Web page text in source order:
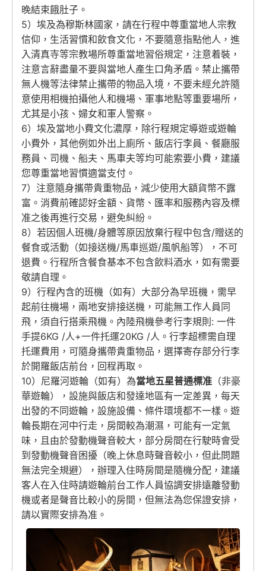
晚結束餓肚子。
5）埃及為穆斯林國家，請在行程中尊重當地人宗教
信仰，生活習慣和飲食文化，不要隨意指點他人，進
入清真寺等宗教場所尊重當地習俗規定，注意着裝，
注意言辭盡量不要與當地人產生口角矛盾。禁止攜帶
無人機等法律禁止攜帶的物品入境，不要未經允許隨
意使用相機拍攝他人和機場、軍事地點等重要場所，
尤其是小孩、婦女和軍人警察。
6）埃及當地小費文化濃厚，除行程規定導遊或遊輪
小費外，其他例如外出上廁所、飯店行李員、餐廳服
務員、司機、船夫、馬車夫等均可能索要小費，建議
您尊重當地習慣適當支付。
7）注意隨身攜帶貴重物品，減少使用大額貨幣不露
富。消費前確認好金額、貨幣、匯率和服務內容及標
准之後再進行交易，避免糾紛。
8）若因個人班機/身體等原因放棄行程中包含/贈送的
餐食或活動（如接送機/馬車巡遊/風帆船等），不可
退費。行程所含餐食基本不包含飲料酒水，如有需要
敬請自理。
9）行程內含的班機（如有）大部分為早班機，需早
起前往機場，兩地安排接送機，可能無工作人員同
飛，須自行搭乘飛機。內陸飛機參考行李規則: 一件
手提6KG /人+一件托運20KG /人。行李超標需自理
托運費用，可隨身攜帶貴重物品，選擇寄存部分行李
於開羅飯店前台，回程再取。
10）尼羅河遊輪（如有）為當地五星普通標准 （非豪
華遊輪），設施與飯店和發達地區有一定差異，每天
出發的不同遊輪，設施設備、條件環境都不一樣。遊
輪長期在河中行走，房間較為潮濕，可能有一定氣
味，且由於發動機聲音較大，部分房間在行駛時會受
到發動機聲音困擾（晚上休息時聲音較小，但此問題
無法完全規避），辦理入住時房間是隨機分配，建議
客人在入住時請遊輪前台工作人員協調安排遠離發動
機或者是聲音比較小的房間，但無法為您保證安排，
請以實際安排為准。